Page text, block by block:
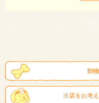
スマ
動
出店をお考